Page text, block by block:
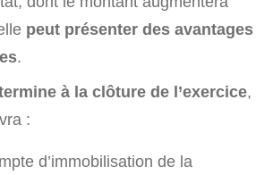
peut présenter des avantages
.
à la clôture de l’exercice,
:
d’immobilisation de la